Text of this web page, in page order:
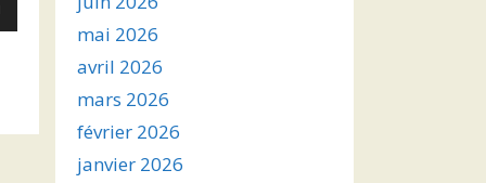
mai 2026
avril 2026
mars 2026
février 2026
janvier 2026